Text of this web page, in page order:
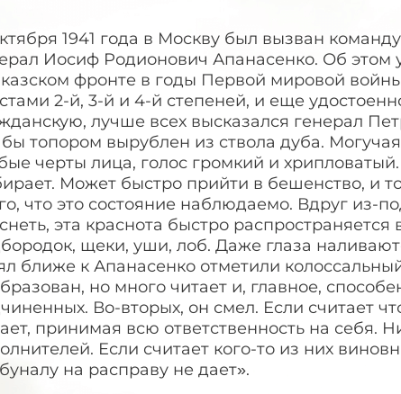
1941 года в Москву был вызван
Иосиф Родионович Апанасенко. Об этом
фронте в годы Первой мировой
2-й, 3-й и 4-й степеней, и еще
лучше всех высказался генерал
бы топором вырублен из ствола дуба.
черты лица, голос громкий и
Может быстро прийти в бешенство, и
что это состояние наблюдаемо. Вдруг из-
эта краснота быстро
щеки, уши, лоб. Даже глаза
ближе к Апанасенко отметили
но много читает и, главное,
Во-вторых, он смел. Если считает
принимая всю ответственность на себя.
Если считает кого-то из них
на расправу не дает».